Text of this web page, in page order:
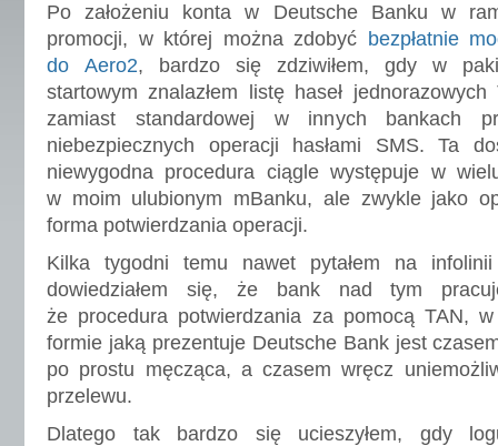
Po założeniu konta w Deutsche Banku w
promocji, w której można zdobyć bezpłatnie
do Aero2, bardzo się zdziwiłem, gdy w
startowym znalazłem listę haseł jednorazowych
zamiast standardowej w innych bankach
niebezpiecznych operacji hasłami SMS. Ta
niewygodna procedura ciągle występuje w
w moim ulubionym mBanku, ale zwykle jako
forma potwierdzania operacji.
Kilka tygodni temu nawet pytałem na
dowiedziałem się, że bank nad tym
że procedura potwierdzania za pomocą TAN,
formie jaką prezentuje Deutsche Bank jest
po prostu męcząca, a czasem wręcz
przelewu.
Dlatego tak bardzo się ucieszyłem, gdy